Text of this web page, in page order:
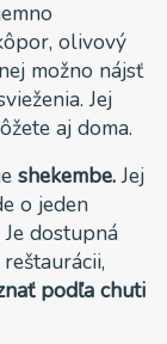
olivový
možno nájsť
Jej
aj doma.
shekembe.Jej
o jeden
dostupná
podľa chuti